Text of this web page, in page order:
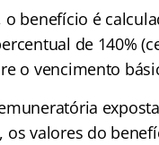
o benefício é
de 140%
o vencimento
os valores do